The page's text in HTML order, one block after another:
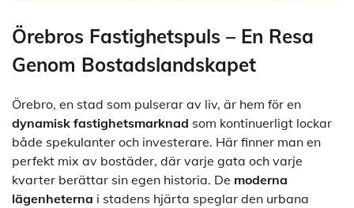
Örebros Fastighetspuls – En Resa
Genom Bostadslandskapet
Örebro, en stad som pulserar av liv, är hem för en
dynamisk fastighetsmarknad som kontinuerligt lockar
både spekulanter och investerare. Här finner man en
perfekt mix av bostäder, där varje gata och varje
kvarter berättar sin egen historia. De moderna
lägenheterna i stadens hjärta speglar den urbana